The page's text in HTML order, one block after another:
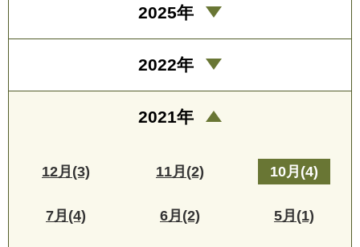
2025年
2022年
2021年
12月(3) 11月(2) 10月(4)
7月(4) 6月(2) 5月(1)